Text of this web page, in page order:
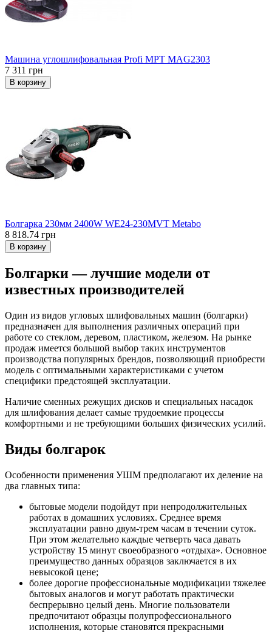
Машина углошлифовальная Profi MPT МAG2303
7 311 грн
В корзину
Болгарка 230мм 2400W WE24-230MVT Metabo
8 818.74 грн
В корзину
Болгарки — лучшие модели от
известных производителей
Один из видов угловых шлифовальных машин (болгарки)
предназначен для выполнения различных операций при
работе со стеклом, деревом, пластиком, железом. На рынке
продаж имеется большой выбор таких инструментов
производства популярных брендов, позволяющий приобрести
модель с оптимальными характеристиками с учетом
специфики предстоящей эксплуатации.
Наличие сменных режущих дисков и специальных насадок
для шлифования делает самые трудоемкие процессы
комфортными и не требующими больших физических усилий.
Виды болгарок
Особенности применения УШМ предполагают их деление на
два главных типа:
бытовые модели подойдут при непродолжительных
работах в домашних условиях. Среднее время
эксплуатации равно двум-трем часам в течении суток.
При этом желательно каждые четверть часа давать
устройству 15 минут своеобразного «отдыха». Основное
преимущество данных образцов заключается в их
невысокой цене;
более дорогие профессиональные модификации тяжелее
бытовых аналогов и могут работать практически
беспрерывно целый день. Многие пользователи
предпочитают образцы полупрофессионального
исполнения, которые становятся прекрасными